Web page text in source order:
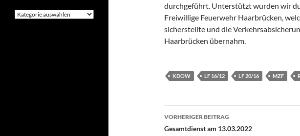
durchgeführt. Unterstützt wurden wir
Freiwillige Feuerwehr Haarbrücken,
sicherstellte und die
Haarbrücken übernahm.
KDOW LF 16/12 LF 20/16 MZF
Beitragsnavigation
VORHERIGER BEITRAG
Gesamtdienst am 13.03.2022
Welche